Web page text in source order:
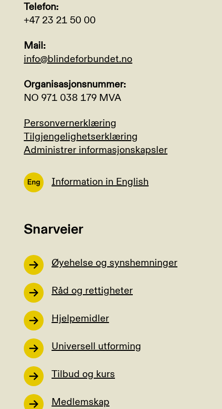
Telefon:
+47 23 21 50 00
Mail:
info@blindeforbundet.no
Organisasjonsnummer:
NO 971 038 179 MVA
Personvernerklæring
Tilgjengelighetserklæring
Administrer informasjonskapsler
Information in English
Snarveier
Øyehelse og synshemninger
Råd og rettigheter
Hjelpemidler
Universell utforming
Tilbud og kurs
Medlemskap